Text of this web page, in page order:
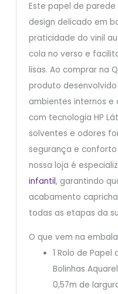
Este papel de
design delicado em
praticidade do vinil
cola no verso e
lisas. Ao comprar na
produto
ambientes internos e
com tecnologia HP
solventes e odores
segurança e
nossa loja é
infantil, garantindo
acabamento
todas as etapas da
O que vem na
1 Rolo de
Bolinhas
0,57m de